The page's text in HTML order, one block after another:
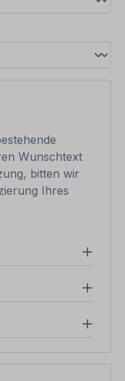
Wunschtext
bitten wir
Ihres